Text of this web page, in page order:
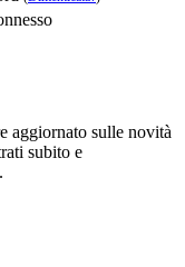
aggiornato sulle novità
subito e